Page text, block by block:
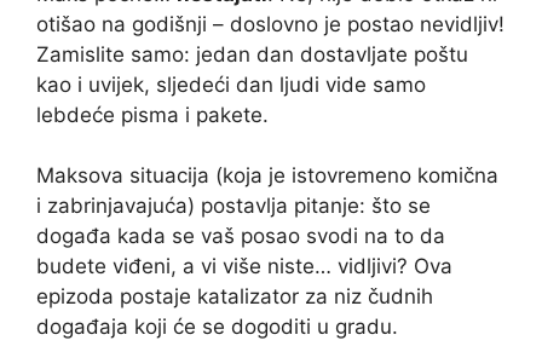
otišao na godišnji – doslovno je postao nevidljiv!
Zamislite samo: jedan dan dostavljate poštu
kao i uvijek, sljedeći dan ljudi vide samo
lebdeće pisma i pakete.
Maksova situacija (koja je istovremeno komična
i zabrinjavajuća) postavlja pitanje: što se
događa kada se vaš posao svodi na to da
budete viđeni, a vi više niste… vidljivi? Ova
epizoda postaje katalizator za niz čudnih
događaja koji će se dogoditi u gradu.